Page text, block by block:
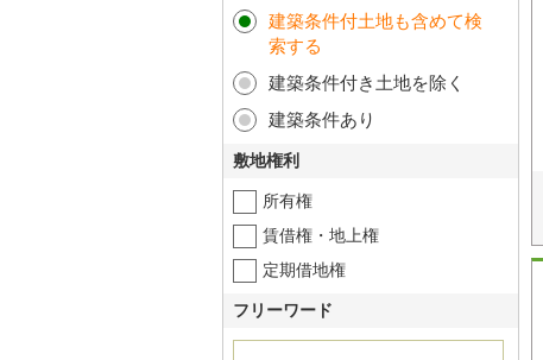
建築条件付土地も含めて検
索する
建築条件付き土地を除く
建築条件あり
敷地権利
所有権
賃借権・地上権
定期借地権
フリーワード